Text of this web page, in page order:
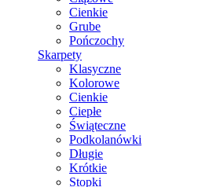
Cienkie
Grube
Pończochy
Skarpety
Klasyczne
Kolorowe
Cienkie
Ciepłe
Świąteczne
Podkolanówki
Długie
Krótkie
Stopki